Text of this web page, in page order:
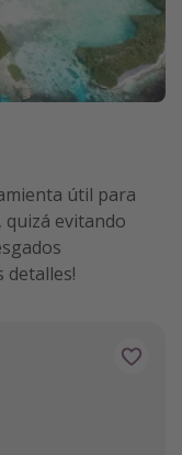
útil para
quizá evitando
detalles!